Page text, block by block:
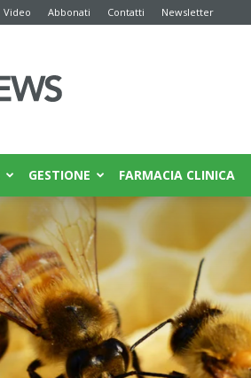
Video Abbonati Contatti Newsletter
GESTIONE FARMACIA CLINICA